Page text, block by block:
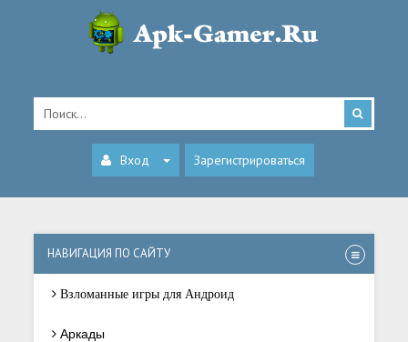
Вход Зарегистрироваться
НАВИГАЦИЯ ПО САЙТУ
Взломанные игры для Андроид
Аркады